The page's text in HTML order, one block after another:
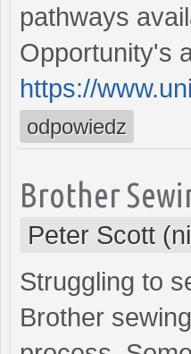
pathways
Opportunity's
https://
odpowiedz
Brother
Peter Scott
Struggling to
Brother